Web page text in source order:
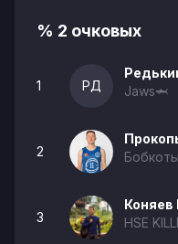
% 2 очковых
1 РД
Jaws🦈
2
Бобкоты
3
Коняев
HSE